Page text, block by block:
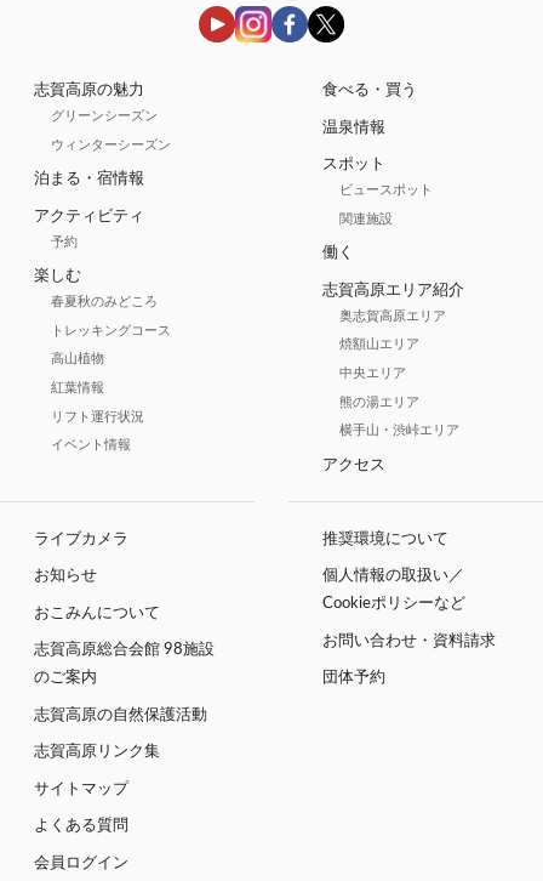
志賀高原の魅力
グリーンシーズン
ウィンターシーズン
泊まる・宿情報
アクティビティ
予約
楽しむ
春夏秋のみどころ
トレッキングコース
高山植物
紅葉情報
リフト運行状況
イベント情報
食べる・買う
温泉情報
スポット
ビュースポット
関連施設
働く
志賀高原エリア紹介
奥志賀高原エリア
焼額山エリア
中央エリア
熊の湯エリア
横手山・渋峠エリア
アクセス
ライブカメラ
お知らせ
おこみんについて
志賀高原総合会館 98施設
のご案内
志賀高原の自然保護活動
志賀高原リンク集
サイトマップ
よくある質問
会員ログイン
推奨環境について
個人情報の取扱い／
Cookieポリシーなど
お問い合わせ・資料請求
団体予約